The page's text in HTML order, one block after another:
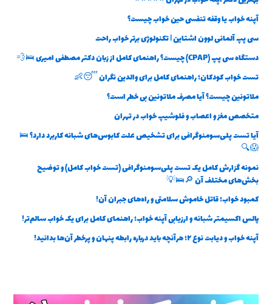
آپنه خواب یا وقفه تنفسی حین خواب چیست؟
سی پپ آلمانی لوون اشتاین | تکنولوژی برتر خواب راحت
دستگاه سی پپ (CPAP) چیست؟ راهنمای کامل از زبان دکتر مصطفی امیری 🛌💨
تست خواب کودکان؛ راهنمای کامل برای والدین نگران 😴👶
ملاتونین چیست؟ آیا مصرف ملاتونین بی خطر است؟
متخصص مغز و اعصاب و فلوشیپ خواب در تهران
آیا تست پلی‌سومنوگرافی برای تشخیص علت کابوس‌های شبانه کاربرد دارد؟ 🛌
😱🔍
نمونه گزارش کامل یک تست پلی‌سومنوگرافی (تست خواب کامل) و توضیح
بخش‌های مختلف آن 🔎🛌💡
کمبود خواب؛ قاتل خاموش سلامتی و راه‌های جبران آن!
پالس اکسیمتر شبانه و ارزیابی آپنه خواب؛ راهنمای کامل برای یک خواب سالم‌تر!
آپنه خواب و دیابت نوع ۲؛ هرآنچه باید درباره رابطه پنهان و پرخطر آن‌ها بدانید!